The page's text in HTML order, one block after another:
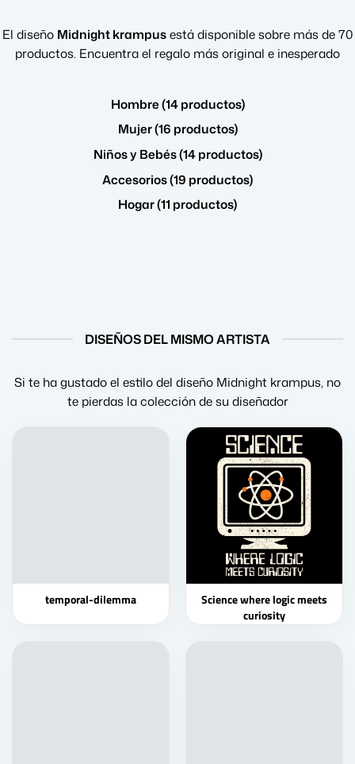
El diseño Midnight krampusestá disponible sobre más de 70
productos. Encuentra el regalo más original e inesperado
Hombre (14 productos)
Mujer (16 productos)
Niños y Bebés (14 productos)
Accesorios (19 productos)
Hogar (11 productos)
DISEÑOS DEL MISMO ARTISTA
Si te ha gustado el estilo del diseño Midnight krampus, no
te pierdas la colección de su diseñador
temporal-dilemma
Science where logic meets
curiosity